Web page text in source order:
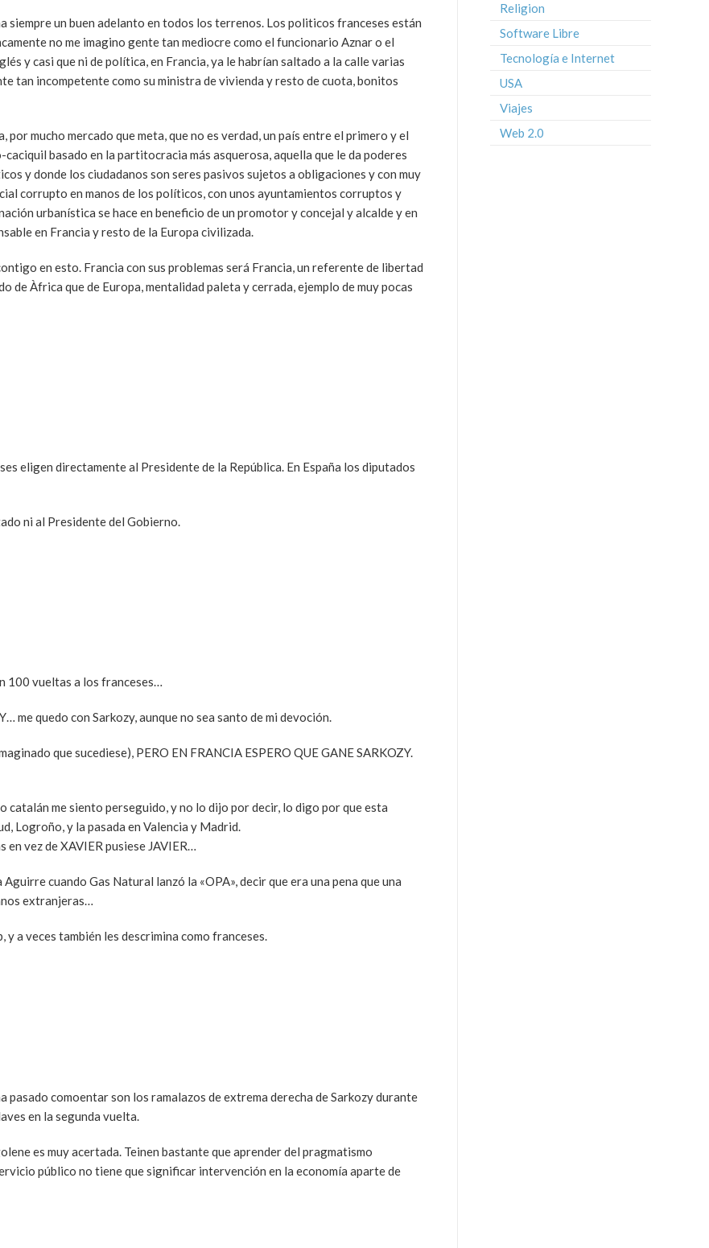
siempre un buen adelanto en todos los terrenos. Los politicos franceses están
no me imagino gente tan mediocre como el funcionario Aznar o el
y casi que ni de política, en Francia, ya le habrían saltado a la calle varias
tan incompetente como su ministra de vivienda y resto de cuota, bonitos
por mucho mercado que meta, que no es verdad, un país entre el primero y el
basado en la partitocracia más asquerosa, aquella que le da poderes
y donde los ciudadanos son seres pasivos sujetos a obligaciones y con muy
corrupto en manos de los políticos, con unos ayuntamientos corruptos y
urbanística se hace en beneficio de un promotor y concejal y alcalde y en
en Francia y resto de la Europa civilizada.
en esto. Francia con sus problemas será Francia, un referente de libertad
de Àfrica que de Europa, mentalidad paleta y cerrada, ejemplo de muy pocas
eligen directamente al Presidente de la República. En España los diputados
ni al Presidente del Gobierno.
100 vueltas a los franceses…
me quedo con Sarkozy, aunque no sea santo de mi devoción.
que sucediese), PERO EN FRANCIA ESPERO QUE GANE SARKOZY.
catalán me siento perseguido, y no lo dijo por decir, lo digo por que esta
Logroño, y la pasada en Valencia y Madrid.
en vez de XAVIER pusiese JAVIER…
cuando Gas Natural lanzó la «OPA», decir que era una pena que una
extranjeras…
y a veces también les descrimina como franceses.
pasado comoentar son los ramalazos de extrema derecha de Sarkozy durante
en la segunda vuelta.
es muy acertada. Teinen bastante que aprender del pragmatismo
público no tiene que significar intervención en la economía aparte de
Religion
Software Libre
Tecnología e Internet
USA
Viajes
Web 2.0